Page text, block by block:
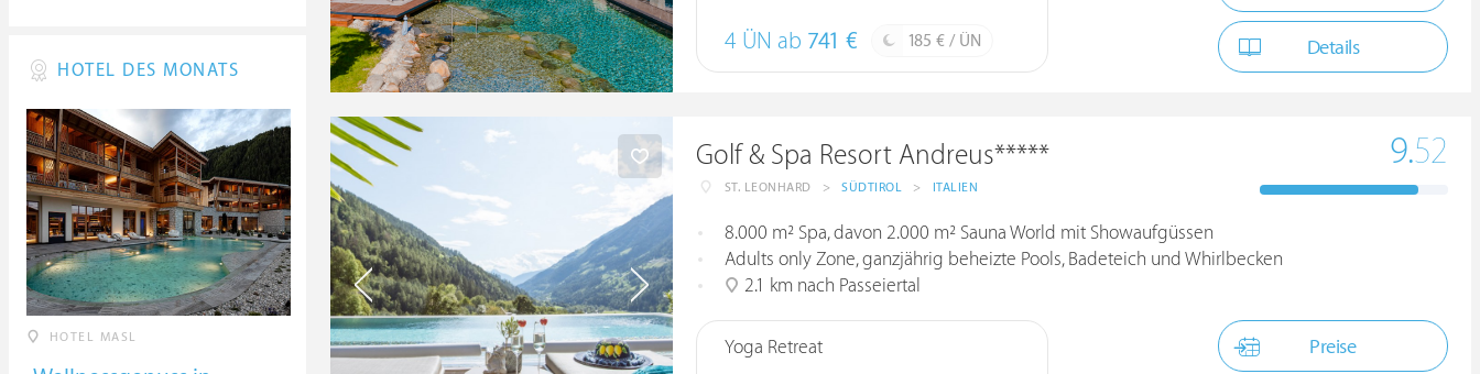
4 ÜN ab 741 € 185 € / ÜN Details
Golf & Spa Resort Andreus*****
ST. LEONHARD > SÜDTIROL > ITALIEN
9.52
8.000 m² Spa, davon 2.000 m² Sauna World mit Showaufgüssen
Adults only Zone, ganzjährig beheizte Pools, Badeteich und Whirlbecken
2.1 km nach Passeiertal
Yoga Retreat Preise
HOTEL DES MONATS
HOTEL MASL